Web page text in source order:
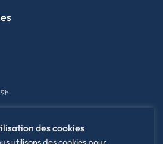
des cookies